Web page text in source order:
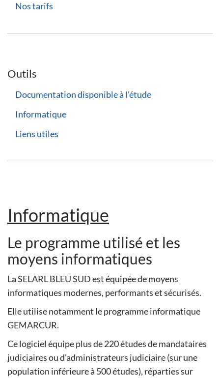
Nos tarifs
Outils
Documentation disponible à l'étude
Informatique
Liens utiles
Informatique
Le programme utilisé et les
moyens informatiques
La SELARL BLEU SUD est équipée de moyens
informatiques modernes, performants et sécurisés.
Elle utilise notamment le programme informatique
GEMARCUR.
Ce logiciel équipe plus de 220 études de mandataires
judiciaires ou d'administrateurs judiciaire (sur une
population inférieure à 500 études), réparties sur